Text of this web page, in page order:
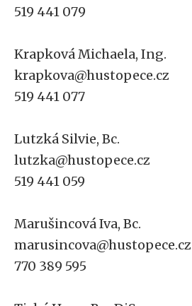
519 441 079
Krapková Michaela, Ing.
krapkova@hustopece.cz
519 441 077
Lutzká Silvie, Bc.
lutzka@hustopece.cz
519 441 059
Marušincová Iva, Bc.
marusincova@hustopece.cz
770 389 595